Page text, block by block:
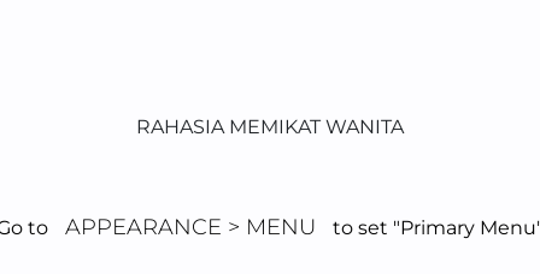
RAHASIA MEMIKAT WANITA
to APPEARANCE > MENU to set "Primary